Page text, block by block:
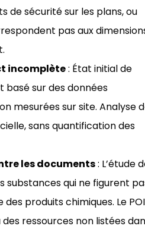
de sécurité sur les plans, ou
pas aux
incomplète: État initial de
basé sur des données
mesurées sur site. Analyse
sans quantification des
les documents: L’étude
substances qui ne figurent
des produits chimiques. Le POI
ressources non listées